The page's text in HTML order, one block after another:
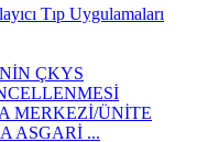
Tıp Uygulamaları
ÇKYS
MERKEZİ/ÜNİTE
ASGARİ ...